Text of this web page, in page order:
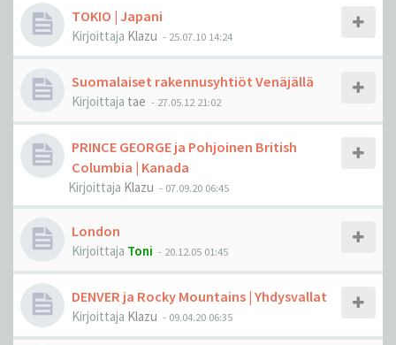
TOKIO | Japani
Kirjoittaja Klazu - 25.07.10 14:24
Suomalaiset rakennusyhtiöt Venäjällä
Kirjoittaja tae - 27.05.12 21:02
PRINCE GEORGE ja Pohjoinen British
Columbia | Kanada
Kirjoittaja Klazu - 07.09.20 06:45
London
Kirjoittaja Toni - 20.12.05 01:45
DENVER ja Rocky Mountains | Yhdysvallat
Kirjoittaja Klazu - 09.04.20 06:35